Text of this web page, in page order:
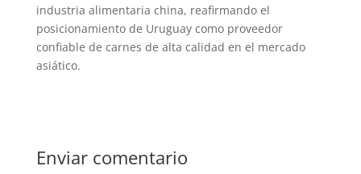
industria alimentaria china, reafirmando el
posicionamiento de Uruguay como proveedor
confiable de carnes de alta calidad en el mercado
asiático.
Enviar comentario